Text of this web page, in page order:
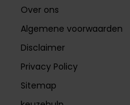
Over ons
Algemene voorwaarden
Disclaimer
Privacy Policy
Sitemap